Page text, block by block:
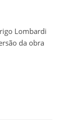
da obra